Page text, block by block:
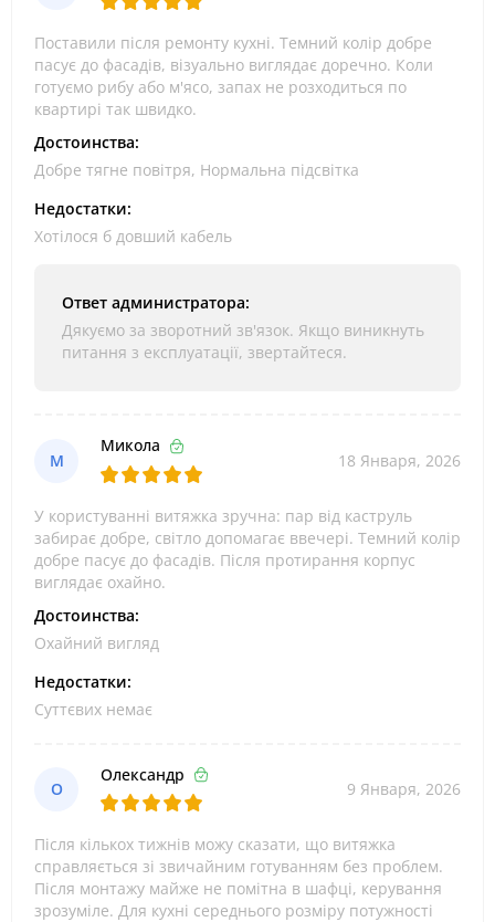
Поставили після ремонту кухні. Темний колір добре
пасує до фасадів, візуально виглядає доречно. Коли
готуємо рибу або м'ясо, запах не розходиться по
квартирі так швидко.
Достоинства:
Добре тягне повітря, Нормальна підсвітка
Недостатки:
Хотілося б довший кабель
Ответ администратора:
Дякуємо за зворотний зв'язок. Якщо виникнуть
питання з експлуатації, звертайтеся.
М
Микола
18 Января, 2026
У користуванні витяжка зручна: пар від каструль
забирає добре, світло допомагає ввечері. Темний колір
добре пасує до фасадів. Після протирання корпус
виглядає охайно.
Достоинства:
Охайний вигляд
Недостатки:
Суттєвих немає
О
Олександр
9 Января, 2026
Після кількох тижнів можу сказати, що витяжка
справляється зі звичайним готуванням без проблем.
Після монтажу майже не помітна в шафці, керування
зрозуміле. Для кухні середнього розміру потужності